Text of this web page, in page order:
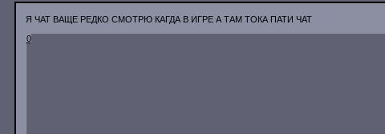
Я ЧАТ ВАЩЕ РЕДКО СМОТРЮ КАГДА В ИГРЕ А ТАМ ТОКА ПАТИ ЧАТ
0